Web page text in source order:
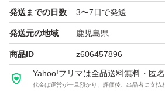
発送までの日数 3〜7日で発送
発送元の地域 鹿児島県
商品ID z606457896
Yahoo!フリマは全品送料無料・匿
代金は運営が一旦預かり、評価後、出品者に支払